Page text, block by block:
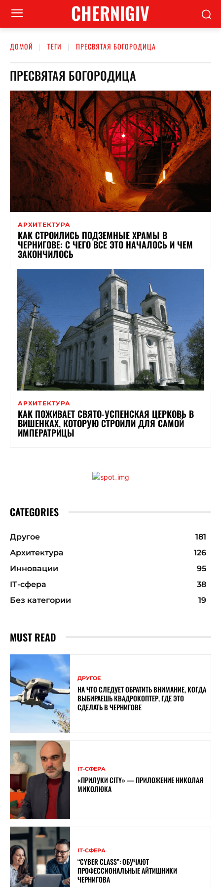
CHERNIGIV
ДОМОЙ ТЕГИ ПРЕСВЯТАЯ БОГОРОДИЦА
ПРЕСВЯТАЯ БОГОРОДИЦА
АРХИТЕКТУРА
КАК СТРОИЛИСЬ ПОДЗЕМНЫЕ ХРАМЫ В
ЧЕРНИГОВЕ: С ЧЕГО ВСЕ ЭТО НАЧАЛОСЬ И ЧЕМ
ЗАКОНЧИЛОСЬ
АРХИТЕКТУРА
КАК ПОЖИВАЕТ СВЯТО-УСПЕНСКАЯ ЦЕРКОВЬ В
ВИШЕНКАХ, КОТОРУЮ СТРОИЛИ ДЛЯ САМОЙ
ИМПЕРАТРИЦЫ
CATEGORIES
Другое
181
Архитектура
126
Инновации
95
ІТ-сфера
38
Без категории
19
MUST READ
ДРУГОЕ
НА ЧТО СЛЕДУЕТ ОБРАТИТЬ ВНИМАНИЕ, КОГДА
ВЫБИРАЕШЬ КВАДРОКОПТЕР, ГДЕ ЭТО
СДЕЛАТЬ В ЧЕРНИГОВЕ
ІТ-СФЕРА
«ПРИЛУКИ CITY» — ПРИЛОЖЕНИЕ НИКОЛАЯ
МИКОЛЮКА
ІТ-СФЕРА
“CYBER ​​CLASS”: ОБУЧАЮТ
ПРОФЕССИОНАЛЬНЫЕ АЙТИШНИКИ
ЧЕРНИГОВА